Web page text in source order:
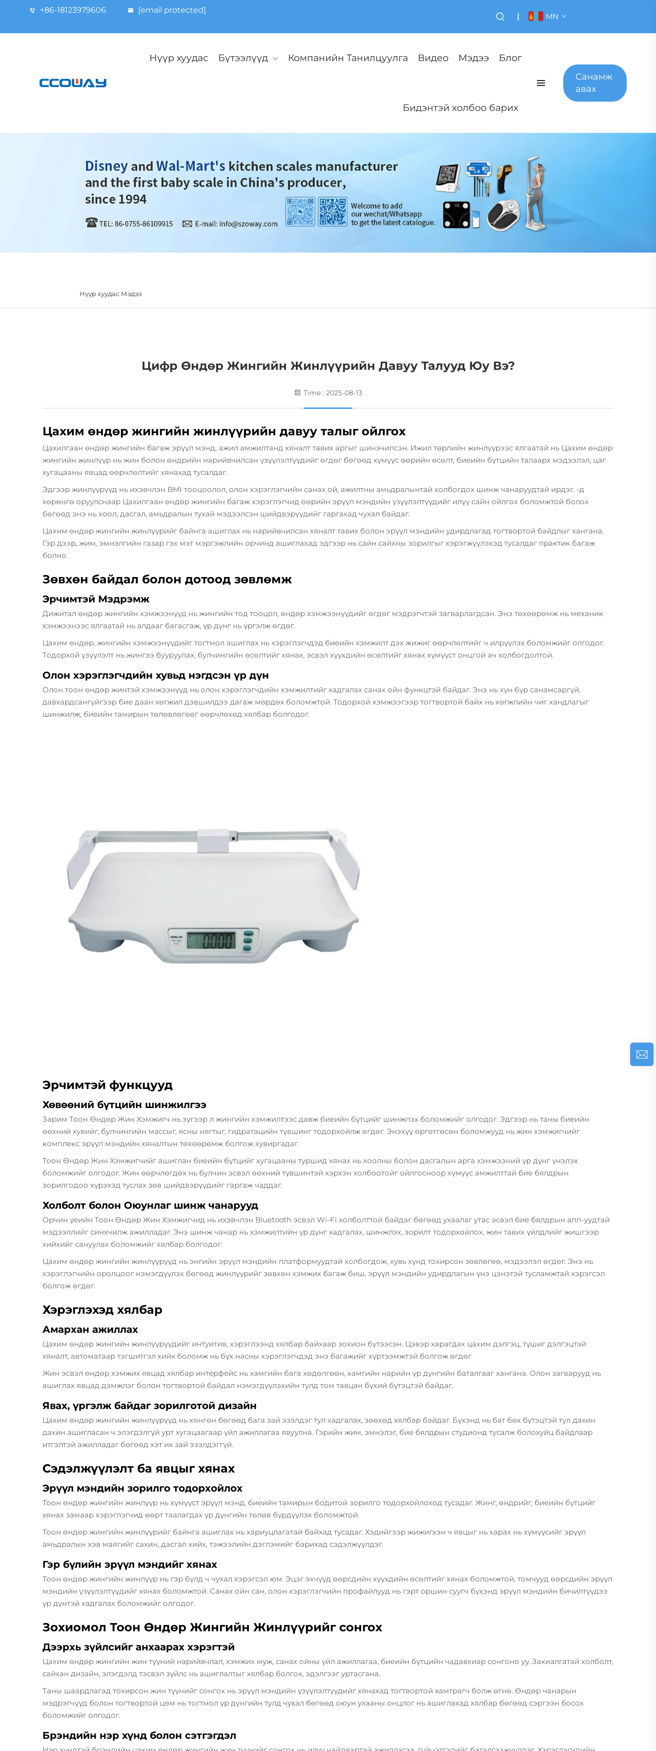
+86-18123979606 [email protected]
| MN
Нүүр хуудас Бүтээлүүд Компанийн Танилцуулга Видео Мэдээ Блог
Бидэнтэй холбоо барих
Санамж
авах
Нүүр хуудас Мэдээ
Цифр Өндөр Жингийн Жинлүүрийн Давуу Талууд Юу Вэ?
Time : 2025-08-13
Цахим өндөр жингийн жинлүүрийн давуу талыг ойлгох
Цахилгаан өндөр жингийн багаж эрүүл мэнд, ажил амжилтанд хяналт тавих аргыг шинэчилсэн. Ижил төрлийн жинлүүрээс ялгаатай нь Цахим өндөр
жингийн жинлүүр нь жин болон өндрийн нарийвчилсан үзүүлэлтүүдийг өгдөг бөгөөд хүмүүс өөрийн өсөлт, биеийн бүтцийн талаарх мэдээлэл, цаг
хугацааны явцад өөрчлөлтийг хянахад тусалдаг.
Эдгээр жинлүүрүүд нь ихэвчлэн BMI тооцоолол, олон хэрэглэгчийн санах ой, ажилтны амьдралынтай холбогдох шинж чанаруудтай ирдэг. -д
хөрөнгө оруулснаар Цахилгаан өндөр жингийн багаж хэрэглэгчид өөрийн эрүүл мэндийн үзүүлэлтүүдийг илүү сайн ойлгох боломжтой болох
бөгөөд энэ нь хоол, дасгал, амьдралын тухай мэдээлсэн шийдвэрүүдийг гаргахад чухал байдаг.
Цахим өндөр жингийн жинлүүрийг байнга ашиглах нь нарийвчилсан хяналт тавих болон эрүүл мэндийн удирдлагад тогтвортой байдлыг хангана.
Гэр дээр, жим, эмнэлгийн газар гэх мэт мэргэжлийн орчинд ашиглахад эдгээр нь сайн сайхны зорилгыг хэрэгжүүлэхэд тусалдаг практик багаж
болно.
Зөвхөн байдал болон дотоод зөвлөмж
Эрчимтэй Мэдрэмж
Дижитал өндөр жингийн хэмжээнүүд нь жингийн тод тооцол, өндөр хэмжээнүүдийг өгдөг мэдрэгчтэй загварлагдсан. Энэ төхөөрөмж нь механик
хэмжээнээс ялгаатай нь алдааг багасгаж, үр дүнг нь үргэлж өгдөг.
Цахим өндөр, жингийн хэмжээнүүдийг тогтмол ашиглах нь хэрэглэгчдэд биеийн хэмжилт дэх жижиг өөрчлөлтийг ч илрүүлэх боломжийг олгодог.
Тодорхой үзүүлэлт нь жингээ бууруулах, булчингийн өсөлтийг хянах, эсвэл хүүхдийн өсөлтийг хянах хүмүүст онцгой ач холбогдолтой.
Олон хэрэглэгчдийн хувьд нэгдсэн үр дүн
Олон тоон өндөр жинтэй хэмжээнүүд нь олон хэрэглэгчдийн хэмжилтийг хадгалах санах ойн функцтэй байдаг. Энэ нь хүн бүр санамсаргүй,
давхардсангүйгээр бие даан хөгжил дэвшилдээ дагаж мөрдөх боломжтой. Тодорхой хэмжээгээр тогтвортой байх нь хөгжлийн чиг хандлагыг
шинжилж, биеийн тамирын төлөвлөгөөг өөрчлөхөд хялбар болгодог.
Эрчимтэй функцууд
Хөвөөний бүтцийн шинжилгээ
Зарим Тоон Өндөр Жин Хэмжигч нь зүгээр л жингийн хэмжилтээс давж биеийн бүтцийг шинжлэх боломжийг олгодог. Эдгээр нь таны биеийн
өөхний хувийг, булчингийн массыг, ясны нягтыг, гидратацийн түвшинг тодорхойлж өгдөг. Энэхүү өргөтгөсөн боломжууд нь жин хэмжигчийг
комплекс эрүүл мэндийн хяналтын төхөөрөмж болгож хувиргадаг.
Тоон Өндөр Жин Хэмжигчийг ашиглан биеийн бүтцийг хугацааны туршид хянах нь хоолны болон дасгалын арга хэмжээний үр дүнг үнэлэх
боломжийг олгодог. Жин өөрчлөгдөх нь булчин эсвэл өөхний түвшинтэй хэрхэн холбоотойг ойлгосноор хүмүүс амжилттай бие бялдрын
зорилгодоо хүрэхэд туслах зөв шийдвэрүүдийг гаргаж чаддаг.
Холболт болон Оюунлаг шинж чанарууд
Орчин үеийн Тоон Өндөр Жин Хэмжигчид нь ихэвчлэн Bluetooth эсвэл Wi-Fi холболттой байдаг бөгөөд ухаалаг утас эсвэл бие бялдрын апп-уудтай
мэдээллийг синхчилж ажилладаг. Энэ шинж чанар нь хэмжилтийн үр дүнг хадгалах, шинжлэх, зорилт тодорхойлох, жин тавих үйлдлийг жишгээр
хийхийг сануулах боломжийг хялбар болгодог.
Цахим өндөр жингийн жинлүүрүүд нь энгийн эрүүл мэндийн платформуудтай холбогдож, хувь хүнд тохирсон зөвлөгөө, мэдээлэл өгдөг. Энэ нь
хэрэглэгчийн оролцоог нэмэгдүүлэх бөгөөд жинлүүрийг зөвхөн хэмжих багаж биш, эрүүл мэндийн удирдлагын үнэ цэнэтэй тусламжтай хэрэгсэл
болгож өгдөг.
Хэрэглэхэд хялбар
Амархан ажиллах
Цахим өндөр жингийн жинлүүрүүдийг интуитив, хэрэглээнд хялбар байхаар зохион бүтээсэн. Цэвэр харагдах цахим дэлгэц, түшиг дэлгэцтэй
хяналт, автоматаар тэгшитгэл хийх боломж нь бүх насны хэрэглэгчдэд энэ багажийг хүртээмжтэй болгож өгдөг.
Жин эсвэл өндөр хэмжих явцад хялбар интерфейс нь хамгийн бага хөдөлгөөн, хамгийн нарийн үр дүнгийн баталгааг хангана. Олон загварууд нь
ашиглах явцад дэмжлэг болон тогтвортой байдал нэмэгдүүлэхийн тулд том тавцан бүхий бүтэцтэй байдаг.
Явах, үргэлж байдаг зорилготой дизайн
Цахим өндөр жингийн жинлүүрүүд нь хөнгөн бөгөөд бага зай эзэлдэг тул хадгалах, зөөхөд хялбар байдаг. Бүхэнд нь бат бөх бүтэцтэй тул дахин
дахин ашигласан ч элэгдэлгүй урт хугацаагаар үйл ажиллагаа явуулна. Гэрийн жим, эмнэлэг, бие бялдрын студионд тусалж болохуйц байдлаар
итгэлтэй ажилладаг бөгөөд хэт их зай эзэлдэггүй.
Сэдэлжүүлэлт ба явцыг хянах
Эрүүл мэндийн зорилго тодорхойлох
Тоон өндөр жингийн жинлүүр нь хүмүүст эрүүл мэнд, биеийн тамирын бодитой зорилго тодорхойлоход тусадаг. Жинг, өндрийг, биеийн бүтцийг
хянах замаар хэрэглэгчид өөрт таалагдах үр дүнгийн төлөв бүрдүүлэх боломжтой.
Тоон өндөр жингийн жинлүүрийг байнга ашиглах нь хариуцлагатай байхад тусадаг. Хэдийгээр жижигхэн ч явцыг нь харах нь хүмүүсийг эрүүл
амьдралын хэв маягийг сахин, дасгал хийх, тэжээлийн дэглэмийг барихад сэдэлжүүлдэг.
Гэр бүлийн эрүүл мэндийг хянах
Тоон өндөр жингийн жинлүүр нь гэр бүлд ч чухал хэрэгсэл юм. Эцэг эхчүүд өөрсдийн хүүхдийн өсөлтийг хянах боломжтой, томчууд өөрсдийн эрүүл
мэндийн үзүүлэлтүүдийг хянах боломжтой. Санах ойн сан, олон хэрэглэгчийн профайлууд нь гэрт оршин суугч бүхэнд эрүүл мэндийн бичилтүүдээ
үр дүнтэй хадгалах боломжийг олгодог.
Зохиомол Тоон Өндөр Жингийн Жинлүүрийг сонгох
Дээрхь зүйлсийг анхаарах хэрэгтэй
Цахим өндөр жингийн жин түүний нарийвчлал, хэмжих муж, санах ойны үйл ажиллагаа, биеийн бүтцийн чадавхиар сонгоно уу. Захиалгатай холболт,
сайхан дизайн, элэгдэлд тэсвэл зүйлс нь ашиглалтыг хялбар болгох, эдэлгээг уртасгана.
Таны шаардлагад тохирсон жин түүнийг сонгох нь эрүүл мэндийн үзүүлэлтүүдийг хянахад тогтвортой хамтрагч болж өгнө. Өндөр чанарын
мэдрэгчүүд болон тогтвортой цөм нь тогтмол үр дүнгийн тулд чухал бөгөөд оюун ухааны онцлог нь ашиглахад хялбар бөгөөд сэргээн босох
боломжийг олгодог.
Брэндийн нэр хүнд болон сэтгэгдэл